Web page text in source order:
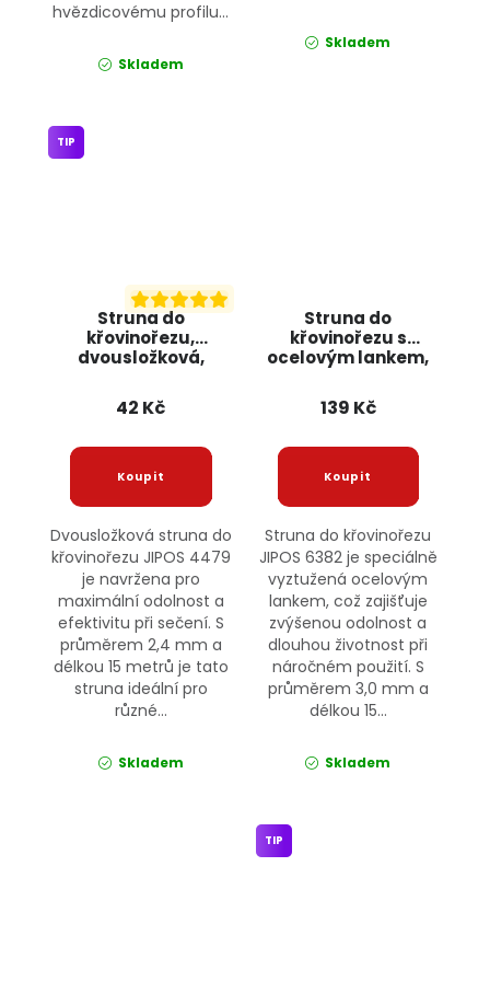
hvězdicovému profilu...
Skladem
Skladem
Struna do
křovinořezu,
dvousložková,
JIPOS
TIP
42 Kč
Dvousložková struna do
křovinořezu JIPOS 4479
je navržena pro
maximální odolnost a
efektivitu při sečení. S
průměrem 2,4 mm a
délkou 15 metrů je tato
struna ideální pro
různé...
Skladem
Struna do
křovinořezu s
ocelovým lankem,
JIPOS
139 Kč
Struna do křovinořezu
JIPOS 6382 je speciálně
vyztužená ocelovým
lankem, což zajišťuje
zvýšenou odolnost a
dlouhou životnost při
náročném použití. S
průměrem 3,0 mm a
délkou 15...
Skladem
TIP